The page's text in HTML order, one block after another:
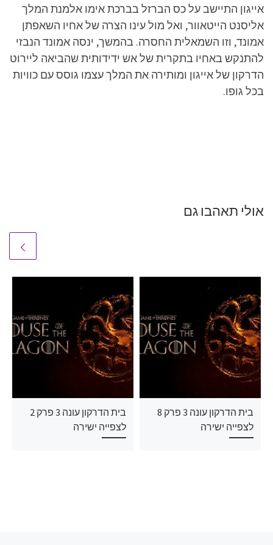
אייגון התיישב על כס הברזל בברכת אימו אלמנת המלך
אליסנט הייטאוור, ואל מול עינו הצרה של אחיו השאפתן
אמונד, וזו השמאלית החסרה. בהמשך, ינסה אמונד הנבזי
להתנקש באחיו בתקרית של אש ידידותית שהביאה ליירוט
הדרקון של אייגון ומותירה את המלך עצמו גוסס עם כוויות
בכל גופו.
אולי תאהבו גם
בית הדרקון עונה 3 פרק 2
לצפייה ישירה
בית הדרקון עונה 3 פרק 8
לצפייה ישירה